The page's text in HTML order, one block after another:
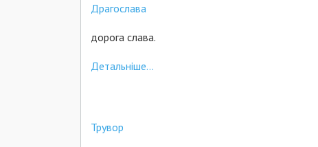
Драгослава
дорога слава.
Детальніше...
Трувор